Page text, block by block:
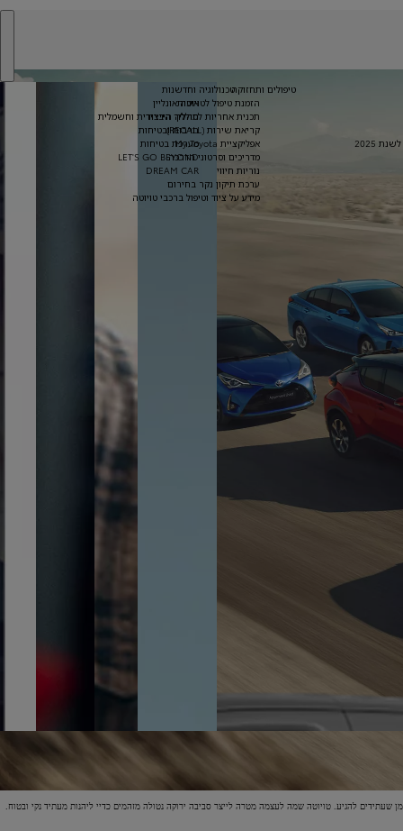
טיפולים ותחזוקה
הזמנת טיפול לטויוטה אונליין
תכנית אחריות לסוללה היברידית וחשמלית
קריאת שירות (RECALL)
אפליקציית My Toyota
מדריכים וסרטוני הדרכה
נוריות חיווי
ערכת תיקון נקר בחירום
מידע על ציוד וטיפול ברכבי טויוטה
2025
טכנולוגיה וחדשנות
איכות
תהליך הייצור
תרבות ובטיחות
מערכת בטיחות
LET'S GO BEYOND
DREAM CAR